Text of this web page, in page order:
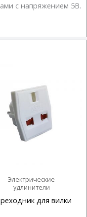
с напряжением 5В.
Электрические
удлинители
для вилки